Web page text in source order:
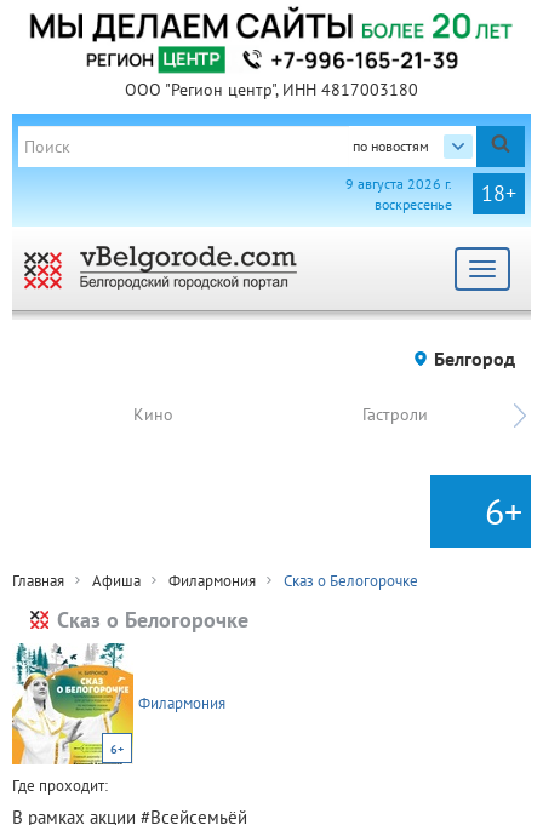
ООО "Регион центр", ИНН 4817003180
по новостям
18+
9 августа 2026 г.
воскресенье
Toggle
Белгород
Кино Гастроли
6+
Главная Афиша Филармония Сказ о Белогорочке
Сказ о Белогорочке
6+
Филармония
Где проходит:
В рамках акции #Всейсемьёй